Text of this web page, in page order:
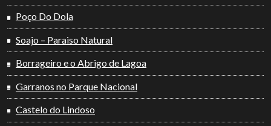
Poço Do Dola
Soajo – Paraiso Natural
Borrageiro e o Abrigo de Lagoa
Garranos no Parque Nacional
Castelo do Lindoso